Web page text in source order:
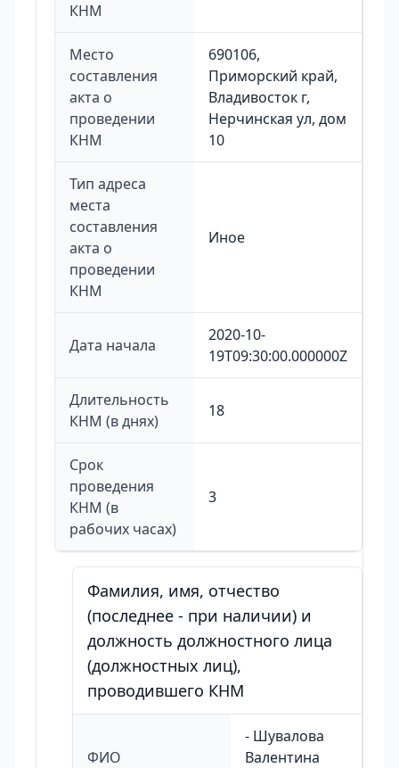
КНМ
Место
составления
акта о
проведении
КНМ
690106,
Приморский край,
Владивосток г,
Нерчинская ул, дом
10
Тип адреса
места
составления
акта о
проведении
КНМ
Иное
Дата начала
2020-10-
19T09:30:00.000000Z
Длительность
КНМ (в днях)
18
Срок
проведения
КНМ (в
рабочих часах)
3
Фамилия, имя, отчество
(последнее - при наличии) и
должность должностного лица
(должностных лиц),
проводившего КНМ
ФИО
- Шувалова
Валентина